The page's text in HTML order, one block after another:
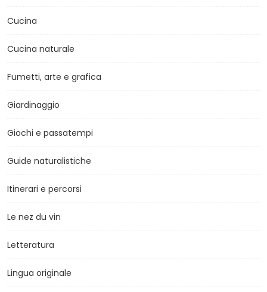
Cucina
Cucina naturale
Fumetti, arte e grafica
Giardinaggio
Giochi e passatempi
Guide naturalistiche
Itinerari e percorsi
Le nez du vin
Letteratura
Lingua originale